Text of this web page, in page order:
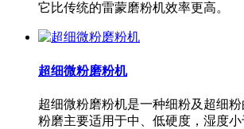
它比传统的雷蒙磨粉机效率更高。
超细微粉磨粉机
超细微粉磨粉机是一种细粉及超细
粉磨主要适用于中、低硬度，湿度